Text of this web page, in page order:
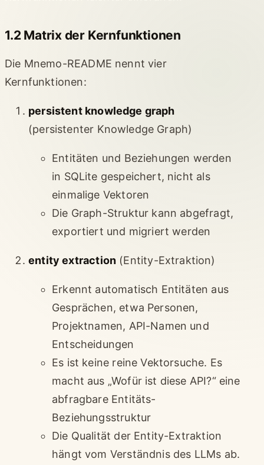
1.2 Matrix der Kernfunktionen
Die Mnemo-README nennt vier
Kernfunktionen:
persistent knowledge graph
(persistenter Knowledge Graph)
Entitäten und Beziehungen werden
in SQLite gespeichert, nicht als
einmalige Vektoren
Die Graph-Struktur kann abgefragt,
exportiert und migriert werden
entity extraction (Entity-Extraktion)
Erkennt automatisch Entitäten aus
Gesprächen, etwa Personen,
Projektnamen, API-Namen und
Entscheidungen
Es ist keine reine Vektorsuche. Es
macht aus „Wofür ist diese API?“ eine
abfragbare Entitäts-
Beziehungsstruktur
Die Qualität der Entity-Extraktion
hängt vom Verständnis des LLMs ab.